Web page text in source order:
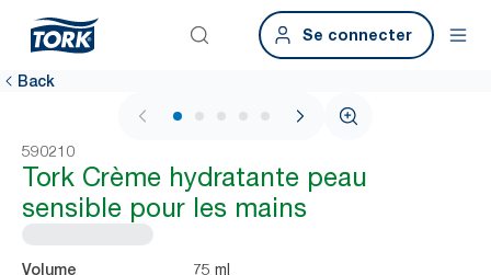
Se connecter
Back
1 / 5
590210
Tork Crème hydratante peau
sensible pour les mains
Volume 75 ml